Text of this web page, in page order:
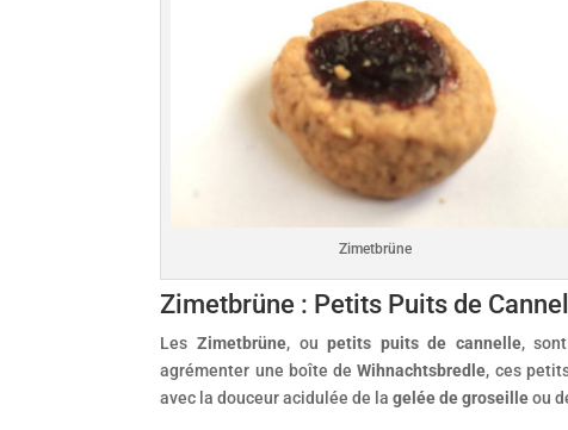
Zimetbrüne
Zimetbrüne : Petits Puits de
Les Zimetbrüne, oupetits puits de cannelle,
agrémenter une boîte deWihnachtsbredle, ces
avec la douceur acidulée de lagelée de groseilleou